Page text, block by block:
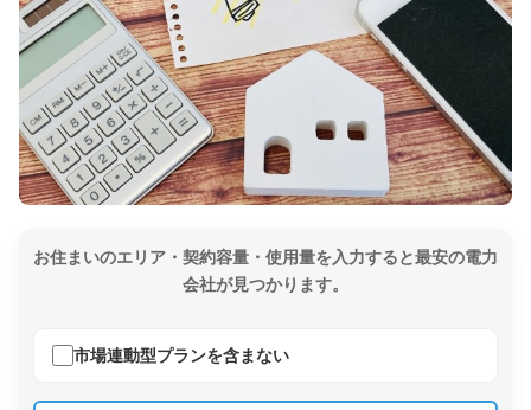
お住まいのエリア・契約容量・使用量を入力すると最安の電力
会社が見つかります。
市場連動型プランを含まない